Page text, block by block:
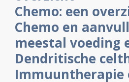
Chemo: een
Chemo en
meestal voeding
Dendritische
Immuuntherapie